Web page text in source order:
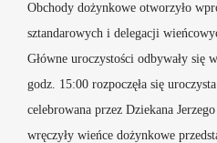
Obchody dożynkowe otworzyło
sztandarowych i delegacji
Główne uroczystości odbywały
godz. 15:00 rozpoczęła się
celebrowana przez Dziekana
wręczyły wieńce dożynkowe